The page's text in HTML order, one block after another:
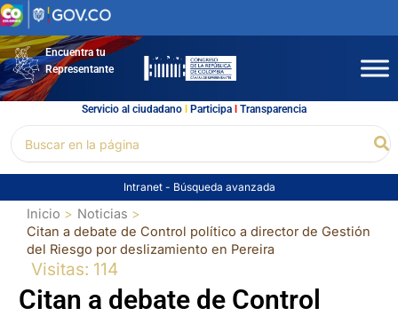
Ir
al
contenidoEncuentra tu
Representante
Servicio al ciudadano l Participal Transparencia
por:
Intranet - Búsqueda avanzada
Inicio
Noticias
Citan a debate de Control político a director de Gestión
del Riesgo por deslizamiento en Pereira
Visitas: 114
Citan a debate de Control